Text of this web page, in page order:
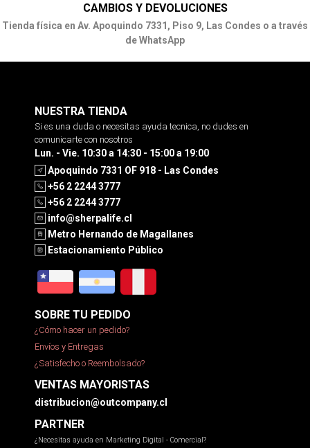
CAMBIOS Y DEVOLUCIONES
Tienda física en Av. Apoquindo 7331, Piso 9, Las Condes o a través
de WhatsApp
NUESTRA TIENDA
Si es una duda o necesitas ayuda tecnica, no dudes en
comunicarte con nosotros
Lun. - Vie. 10:30 a 14:30 - 15:00 a 19:00
Apoquindo 7331 OF 918 - Las Condes
+56 2 2244 3777
+56 2 2244 3777
info@sherpalife.cl
Metro Hernando de Magallanes
Estacionamiento Público
SOBRE TU PEDIDO
¿Cómo hacer un pedido?
Envíos y Entregas
¿Satisfecho o Reembolsado?
VENTAS MAYORISTAS
distribucion@outcompany.cl
PARTNER
¿Necesitas ayuda en Marketing Digital - Comercial?